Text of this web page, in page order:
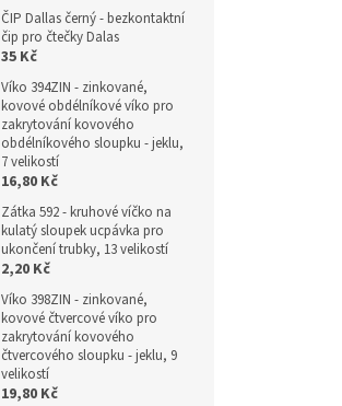
ČIP Dallas černý - bezkontaktní
čip pro čtečky Dalas
35 Kč
Víko 394ZIN - zinkované,
kovové obdélníkové víko pro
zakrytování kovového
obdélníkového sloupku - jeklu,
7 velikostí
16,80 Kč
Zátka 592 - kruhové víčko na
kulatý sloupek ucpávka pro
ukončení trubky, 13 velikostí
2,20 Kč
Víko 398ZIN - zinkované,
kovové čtvercové víko pro
zakrytování kovového
čtvercového sloupku - jeklu, 9
velikostí
19,80 Kč